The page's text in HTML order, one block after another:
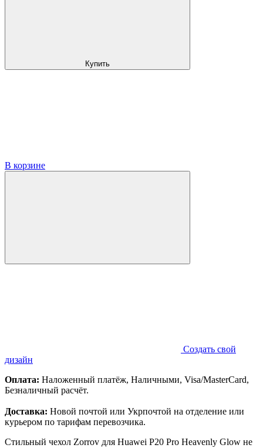
Купить
В корзине
Создать свой
дизайн
Оплата: Наложенный платёж, Наличными, Visa/MasterCard,
Безналичный расчёт.
Доставка: Новой почтой или Укрпочтой на отделение или
курьером по тарифам перевозчика.
Стильный чехол Zorrov для Huawei P20 Pro Heavenly Glow не